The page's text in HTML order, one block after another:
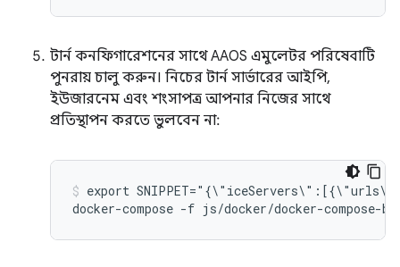
টার্ন কনফিগারেশনের সাথে AAOS এমুলেটর পরিষেবাটি
পুনরায় চালু করুন। নিচের টার্ন সার্ভারের আইপি,
ইউজারনেম এবং শংসাপত্র আপনার নিজের সাথে
প্রতিস্থাপন করতে ভুলবেন না:
export